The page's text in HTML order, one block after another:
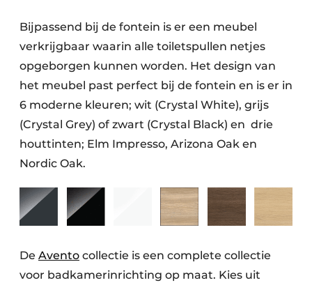
Bijpassend bij de fontein is er een meubel
verkrijgbaar waarin alle toiletspullen netjes
opgeborgen kunnen worden. Het design van
het meubel past perfect bij de fontein en is er in
6 moderne kleuren; wit (Crystal White), grijs
(Crystal Grey) of zwart (Crystal Black) en drie
houttinten; Elm Impresso, Arizona Oak en
Nordic Oak.
De Avento collectie is een complete collectie
voor badkamerinrichting op maat. Kies uit